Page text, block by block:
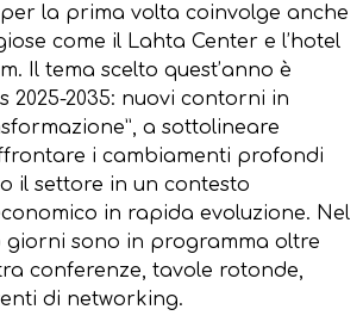
la prima volta coinvolge anche
come il Lahta Center e l’hotel
Il tema scelto quest’anno è
2025-2035: nuovi contorni in
a sottolineare
i cambiamenti profondi
il settore in un contesto
in rapida evoluzione. Nel
sono in programma oltre
conferenze, tavole rotonde,
di networking.